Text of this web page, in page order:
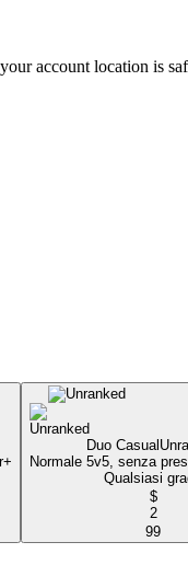
account location is
Duo Casual
Normale 5v5, senza
Qualsiasi
$
2
99